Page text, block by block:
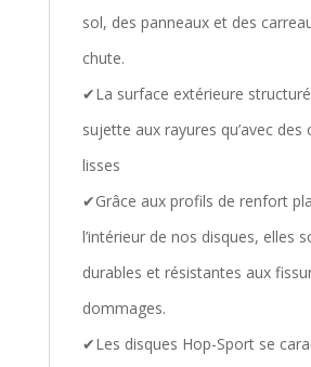
sol, des panneaux et des
chute.
✔La surface extérieure
sujette aux rayures qu’avec des
lisses
✔Grâce aux profils de renfort
l’intérieur de nos disques, elles
durables et résistantes aux
dommages.
✔Les disques Hop-Sport se